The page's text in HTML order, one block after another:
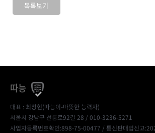
목록보기
따능
대표 : 최창현(따능이-따뜻한 능력자)
서울시 강남구 선릉로92길 28 / 010-3236-5271
사업자등록번호확인:898-75-00477 / 통신판매업신고